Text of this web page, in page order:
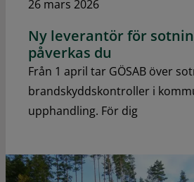
26 mars 2026
Ny leverantör för
påverkas du
Från 1 april tar GÖSAB över
brandskyddskontroller i
upphandling. För dig